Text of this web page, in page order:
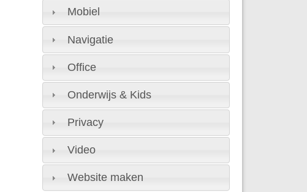
Mobiel
Navigatie
Office
Onderwijs & Kids
Privacy
Video
Website maken